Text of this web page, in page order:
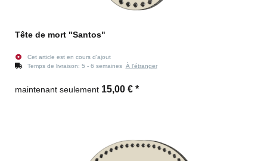
Tête de mort "Santos"
Cet article est en cours d'ajout
Temps de livraison: 5 - 6 semaines À l'étranger
maintenant seulement 15,00 € *